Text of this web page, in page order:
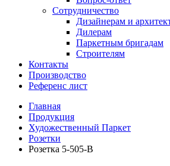
Сотрудничество
Дизайнерам и
Дилерам
Паркетным бригадам
Строителям
Контакты
Производство
Референс лист
Главная
Продукция
Художественный Паркет
Розетки
Розетка 5-505-В